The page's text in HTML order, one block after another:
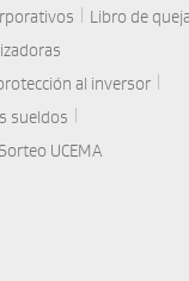
Libro de
al inversor
sueldos
UCEMA